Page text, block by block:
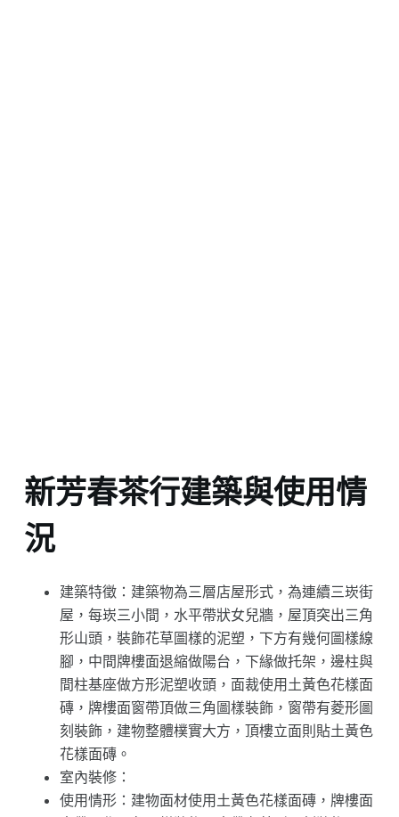
新芳春茶行建築與使用情
況
建築特徵：建築物為三層店屋形式，為連續三崁街
屋，每崁三小間，水平帶狀女兒牆，屋頂突出三角
形山頭，裝飾花草圖樣的泥塑，下方有幾何圖樣線
腳，中間牌樓面退縮做陽台，下緣做托架，邊柱與
間柱基座做方形泥塑收頭，面裁使用土黃色花樣面
磚，牌樓面窗帶頂做三角圖樣裝飾，窗帶有菱形圖
刻裝飾，建物整體樸實大方，頂樓立面則貼土黃色
花樣面磚。
室內裝修：
使用情形：建物面材使用土黃色花樣面磚，牌樓面